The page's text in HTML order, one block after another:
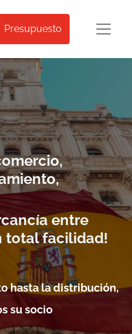
Presupuesto
entre
total facilidad!
hasta la distribución,
su socio